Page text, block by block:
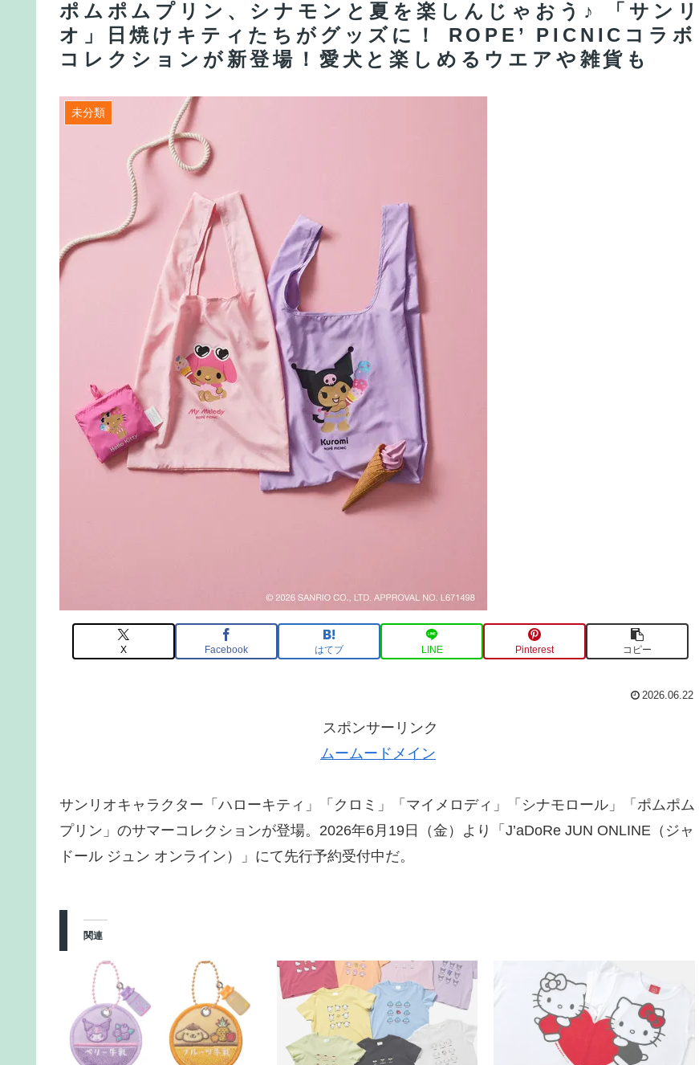
ポムポムプリン、シナモンと夏を楽しんじゃおう♪ 「サンリ
オ」日焼けキティたちがグッズに！ ROPE’ PICNICコラボ
コレクションが新登場！愛犬と楽しめるウエアや雑貨も
未分類
X Facebook はてブ LINE Pinterest コピー
2026.06.22
スポンサーリンク
ムームードメイン
サンリオキャラクター「ハローキティ」「クロミ」「マイメロディ」「シナモロール」「ポムポム
プリン」のサマーコレクションが登場。2026年6月19日（金）より「J’aDoRe JUN ONLINE（ジャ
ドール ジュン オンライン）」にて先行予約受付中だ。
関連